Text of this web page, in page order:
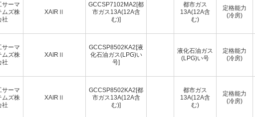
サーマ
ムズ株
社
XAIRⅡ
GCCSP7102MA2[都
市ガス13A(12A含
む)]
都市ガス
13A(12A含
む)
定格能力
(冷房)
サーマ
ムズ株
社
XAIRⅡ
GCCSP8502KA2[液
化石油ガス(LPG)い
号]
液化石油ガス
(LPG)い号
定格能力
(冷房)
サーマ
ムズ株
社
XAIRⅡ
GCCSP8502KA2[都
市ガス13A(12A含
む)]
都市ガス
13A(12A含
む)
定格能力
(冷房)